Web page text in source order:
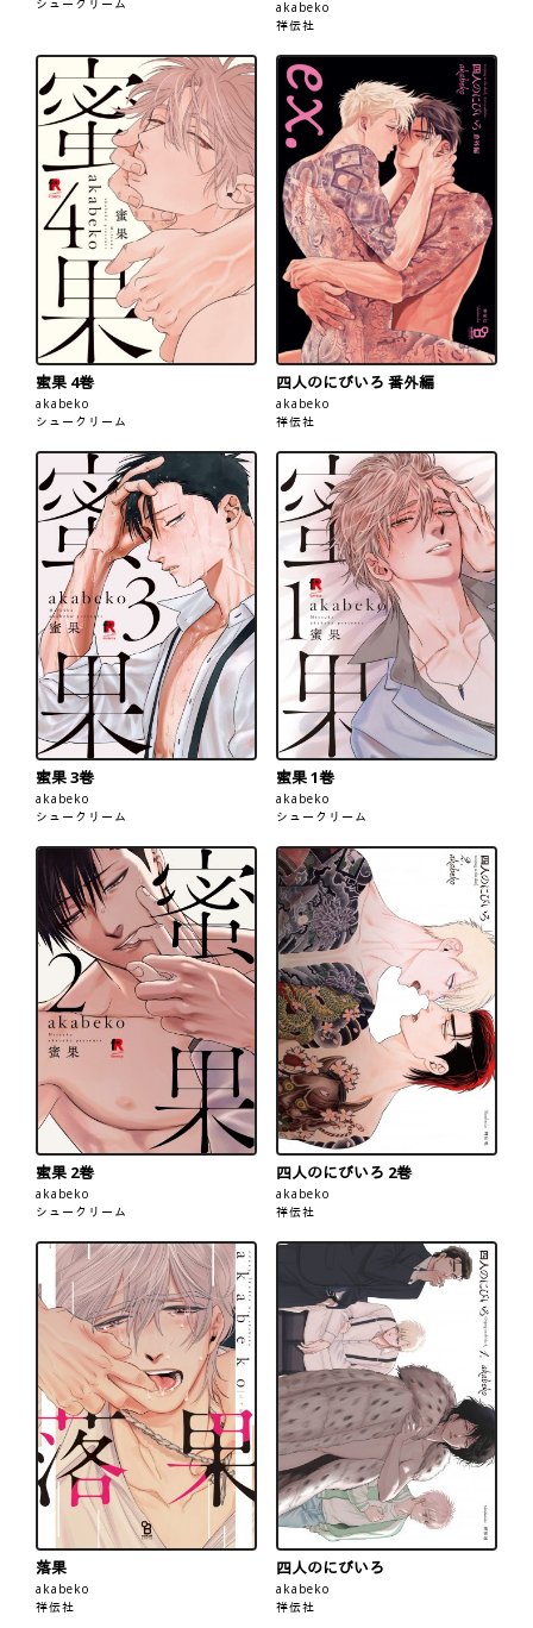
シュークリーム
akabeko
祥伝社
蜜果 4巻
akabeko
シュークリーム
四人のにびいろ 番外編
akabeko
祥伝社
蜜果 3巻
akabeko
シュークリーム
蜜果 1巻
akabeko
シュークリーム
蜜果 2巻
akabeko
シュークリーム
四人のにびいろ 2巻
akabeko
祥伝社
落果
akabeko
祥伝社
四人のにびいろ
akabeko
祥伝社